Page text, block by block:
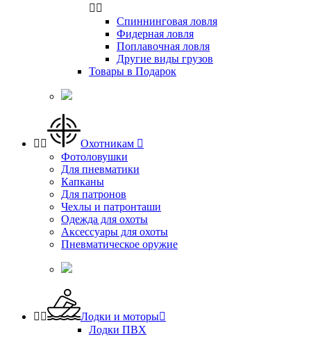
 
Спиннинговая ловля
Фидерная ловля
Поплавочная ловля
Другие виды грузов
Товары в Подарок
  Охотникам 
Фотоловушки
Для пневматики
Капканы
Для патронов
Чехлы и патронташи
Одежда для охоты
Аксессуары для охоты
Пневматическое оружие
  Лодки и моторы
Лодки ПВХ